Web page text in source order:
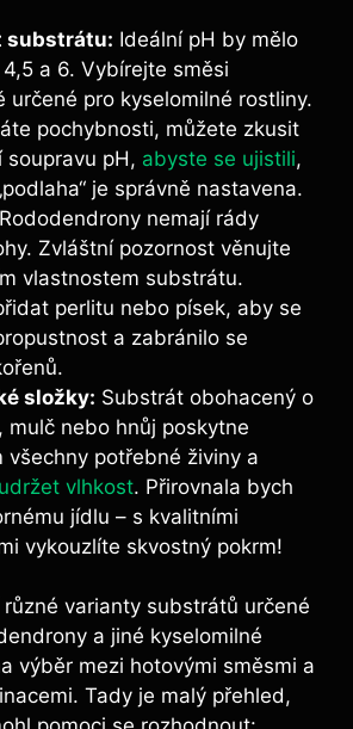
substrátu: Ideální pH by mělo
a 6. Vybírejte směsi
určené pro kyselomilné rostliny.
pochybnosti, můžete zkusit
soupravu pH, abyste se ujistili,
je správně nastavena.
Rododendrony nemají rády
Zvláštní pozornost věnujte
vlastnostem substrátu.
perlitu nebo písek, aby se
a zabránilo se
složky: Substrát obohacený o
mulč nebo hnůj poskytne
všechny potřebné živiny a
vlhkost. Přirovnala bych
jídlu – s kvalitními
vykouzlíte skvostný pokrm!
varianty substrátů určené
a jiné kyselomilné
výběr mezi hotovými směsmi a
Tady je malý přehled,